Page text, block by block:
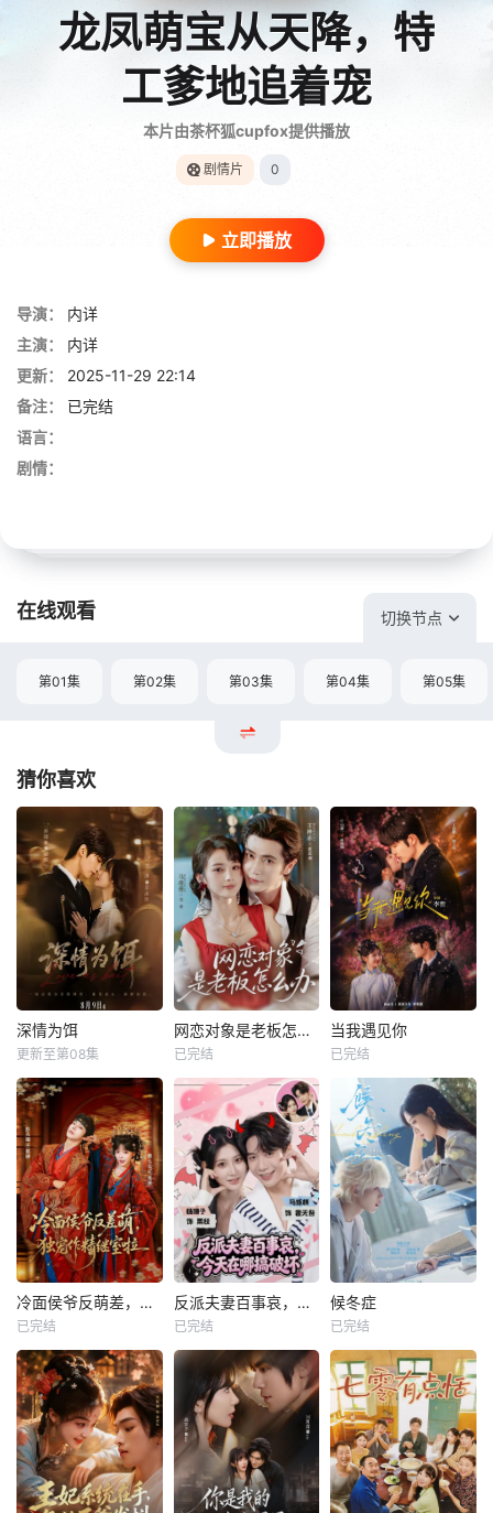
龙凤萌宝从天降，特
工爹地追着宠
本片由茶杯狐cupfox提供播放
剧情片 0
立即播放
导演：
内详
主演：
内详
更新：
2025-11-29 22:14
备注：
已完结
语言：
剧情：
在线观看 切换节点
第01集 第02集 第03集 第04集 第05集
猜你喜欢
深情为饵
更新至第08集
网恋对象是老板怎么办
已完结
当我遇见你
已完结
冷面侯爷反萌差，独宠作精继室啦
已完结
反派夫妻百事哀，今天在哪搞破坏
已完结
候冬症
已完结